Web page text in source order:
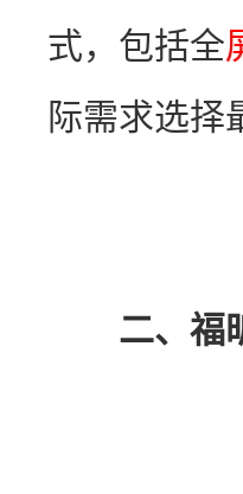
式，包括全
际需求选择
二、福